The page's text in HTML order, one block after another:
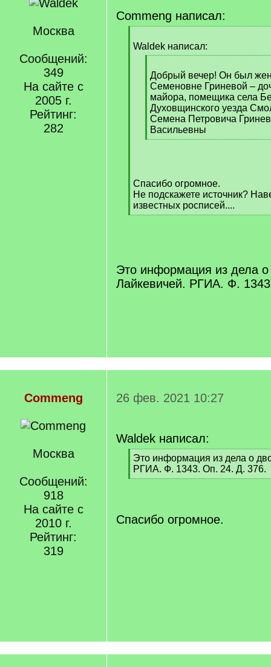
Москва
Сообщений:
349
На сайте с
2005 г.
Рейтинг:
282
Commeng написал:
q
Waldek написал:
q
]
Добрый вечер! Он был
Семеновне Гриневой –
майора, помещика села
Духовщинского уезда
Семена Петровича
Васильевны
[
Спасибо огромное.
Не подскажете источник?
известных росписей....
[
Это информация из дела о
Лайкевичей. РГИА. Ф.
Commeng
Москва
Сообщений:
918
На сайте с
2010 г.
Рейтинг:
319
26 фев. 2021 10:27
Waldek написал:
[
q
]
Это информация из дела о
РГИА. Ф. 1343. Оп. 24. Д. 376.
[
Спасибо огромное.